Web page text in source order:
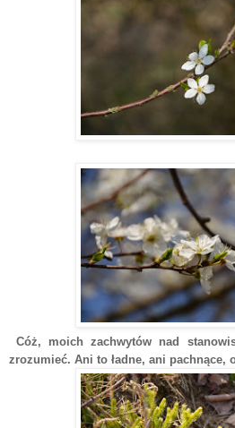
Cóż, moich zachwytów nad
zrozumieć. Ani to ładne, ani pachnące,